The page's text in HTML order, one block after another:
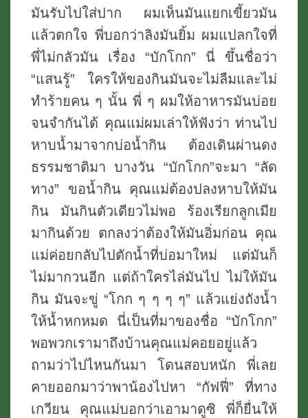
มันรับไปใส่ปาก ผมเห็นมันแยกเขี้ยวมัน
แล้วตกใจ พี่บอกว่าลิงมันยิ้ม ผมแปลกใจที่
พี่ไม่กลัวมัน เรื่อง “บักโกก” นี่ ขึ้นชื่อว่า
“แสนรู้” ใครให้ของกินมันจะไม่ลืมและไม่
ทำร้ายคน ๆ นั้น พี่ ๆ ผมให้อาหารมันบ่อย
จนจำกันได้ คุณแม่ผมเล่าให้ฟังว่า ท่านไป
หาบน้ำมาจากบ่อน้ำกิน ต้องเดินผ่านดง
ธรรมชาติมา บางวัน “บักโกก”จะมา “ลัด
ทาง” ขอน้ำกิน คุณแม่ต้องปลงหาบให้มัน
กิน มันกินตัวเดียวไม่พอ ร้องเรียกลูกเมีย
มากินด้วย ตกลงว่าต้องให้มันอิ่มก่อน คุณ
แม่ค่อยกลับไปตักน้ำที่บ่อมาใหม่ แต่มันก็
ไม่มากวนอีก แต่ถ้าใครไล่มันไป ไม่ให้มัน
กิน มันจะขู่ “โกก ๆ ๆ ๆ ๆ” แล้วแย่งถังน้ำ
ให้น้ำหกหมด นี่เป็นที่มาของชื่อ “บักโกก”
พอพวกเรามาถึงบ้านคุณแม่คอยอยู่แล้ว
ถามว่าไปไหนกันมา โดนสอบหนัก พี่เลย
คายออกมาว่าพาน้องไปหา “กัฟฟี่” ที่ทาง
เกวียน คุณแม่บอกว่าเอามาดูซิ พี่ก็ยื่นให้